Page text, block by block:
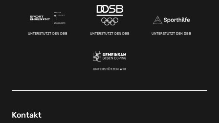
UNTERSTÜTZT DEN DBB UNTERSTÜTZT DEN DBB UNTERSTÜTZT DEN DBB
UNTERSTÜTZEN WIR
Kontakt